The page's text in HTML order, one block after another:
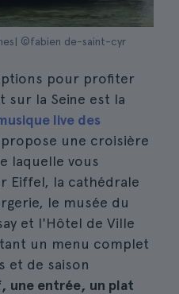
©fabien de-saint-cyr
pour profiter
sur la Seine est la
live des
propose une croisière
laquelle vous
Eiffel, la cathédrale
le musée du
et l'Hôtel de Ville
un menu complet
et de saison
une entrée, un plat